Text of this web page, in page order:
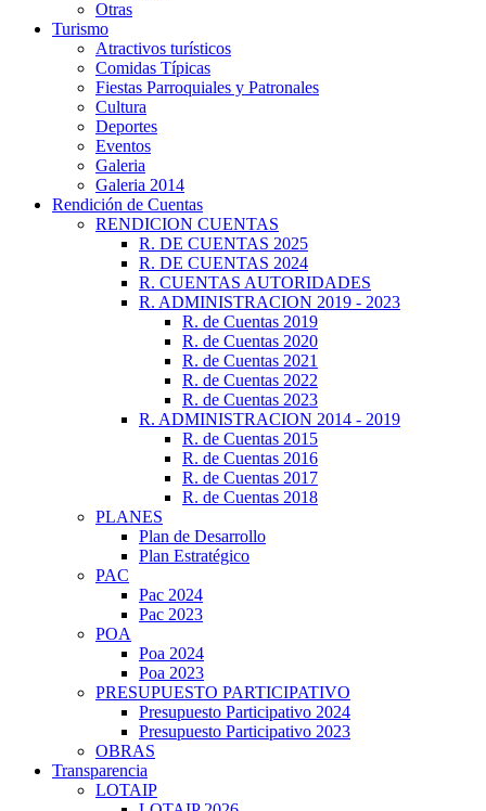
Otras
Turismo
Atractivos turísticos
Comidas Típicas
Fiestas Parroquiales y Patronales
Cultura
Deportes
Eventos
Galeria
Galeria 2014
Rendición de Cuentas
RENDICION CUENTAS
R. DE CUENTAS 2025
R. DE CUENTAS 2024
R. CUENTAS AUTORIDADES
R. ADMINISTRACION 2019 - 2023
R. de Cuentas 2019
R. de Cuentas 2020
R. de Cuentas 2021
R. de Cuentas 2022
R. de Cuentas 2023
R. ADMINISTRACION 2014 - 2019
R. de Cuentas 2015
R. de Cuentas 2016
R. de Cuentas 2017
R. de Cuentas 2018
PLANES
Plan de Desarrollo
Plan Estratégico
PAC
Pac 2024
Pac 2023
POA
Poa 2024
Poa 2023
PRESUPUESTO PARTICIPATIVO
Presupuesto Participativo 2024
Presupuesto Participativo 2023
OBRAS
Transparencia
LOTAIP